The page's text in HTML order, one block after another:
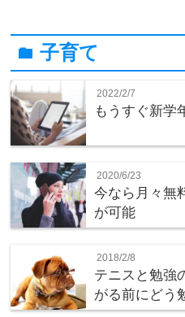
folder子育て
2022/2/7
もうすぐ新学
2020/6/23
今なら月々無
が可能
2018/2/8
テニスと勉強
がる前にどう